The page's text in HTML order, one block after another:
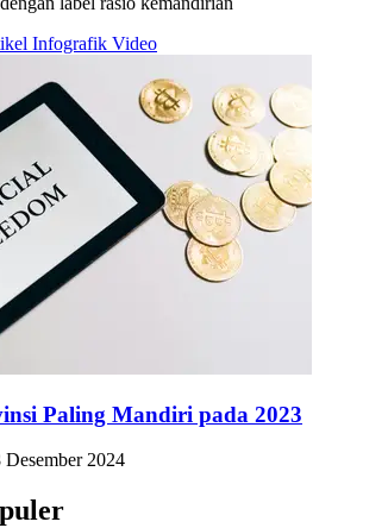
Infografik Video
Paling Mandiri pada 2023
Desember 2024